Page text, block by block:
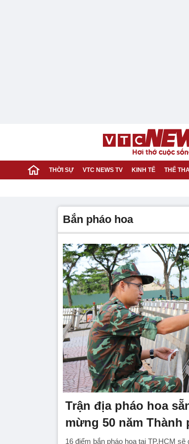
THỜI SỰ VTC NEWS TV KINH TẾ THỂ
bắn pháo hoa
Trận địa pháo hoa
mừng 50 năm Thành
16 điểm bắn pháo hoa tại TP.HCM